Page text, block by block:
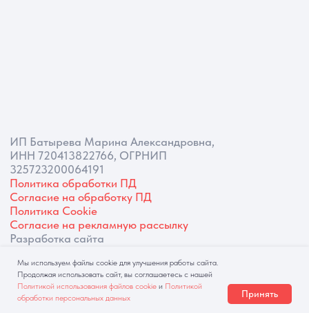
Мы используем файлы cookie для улучшения работы сайта.
Продолжая использовать сайт, вы соглашаетесь с нашей
Политикой использования файлов cookie и Политикой
обработки персональных данных
Принять